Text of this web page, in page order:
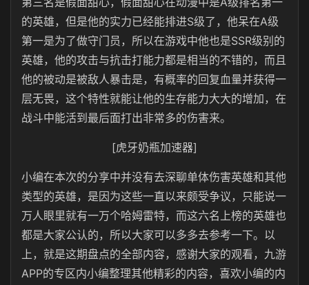
的英雄，但是他的实力已经能排进S级了，他呆在A级
第一是为了做守门员，所以在游戏中他也是SSR级别的
英雄，他的攻击与抗击打能力都是相当的不错的，而且
他的被动是被敌人暴击是，有概率的回复血量并获得一
层无畏，这个特性就能让他的生存能力大大的增加，在
战斗中能活到最后面打出非常多的伤害来。
[虎牙奶瓶加速器]
小编在本次的分享中并没有去深聊单体伤害英雄和其他
类型的英雄，是因为这些一直以来颇受争议，只能说一
万人眼里就有一万个哈姆雷特，而这六名上榜的英雄也
都是大家公认的，所以大家可以多多去参考一下。以
上，就是这期盘点的全部内容，感谢大家的观看，九游
APP的专区内小编整理其他精彩的内容，喜欢小编的内